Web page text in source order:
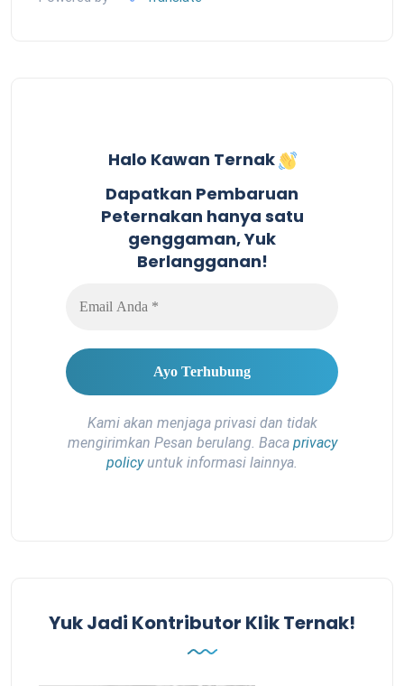
Halo Kawan Ternak
Dapatkan Pembaruan
Peternakan hanya satu
genggaman, Yuk
Berlangganan!
Kami akan menjaga privasi dan tidak
mengirimkan Pesan berulang. Baca privacy
policyuntuk informasi lainnya.
Yuk Jadi Kontributor Klik Ternak!